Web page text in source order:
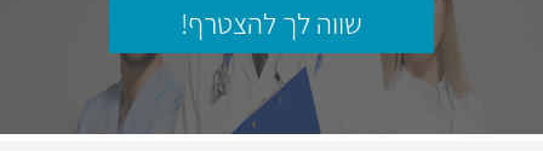
שווה לך להצטרף!